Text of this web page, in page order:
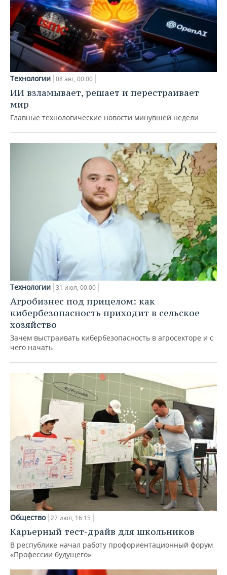
Технологии 08 авг, 00:00
ИИ взламывает, решает и перестраивает
мир
Главные технологические новости минувшей недели
Технологии 31 июл, 00:00
Агробизнес под прицелом: как
кибербезопасность приходит в сельское
хозяйство
Зачем выстраивать кибербезопасность в агросекторе и с
чего начать
Общество 27 июл, 16:15
Карьерный тест-драйв для школьников
В республике начал работу профориентационный форум
«Профессии будущего»